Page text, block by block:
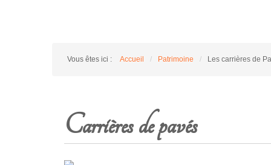
Vous êtes ici : Accueil / Patrimoine / Les carrières de
Carrières de pavés